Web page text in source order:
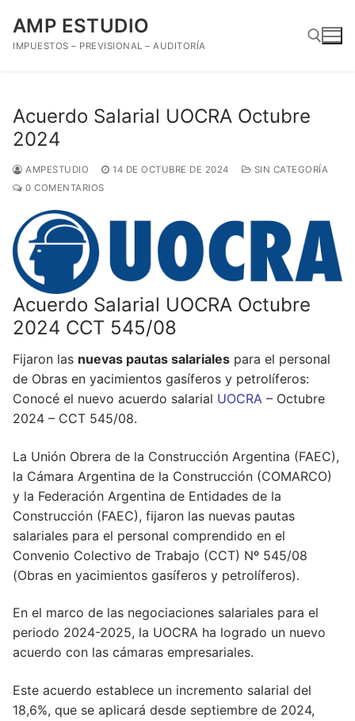
contenido
AMP ESTUDIO
IMPUESTOS – PREVISIONAL – AUDITORÍA
Acuerdo Salarial UOCRA Octubre
2024
AMPESTUDIO 14 DE OCTUBRE DE 2024
SIN CATEGORÍA
0 COMENTARIOS
Acuerdo Salarial UOCRA Octubre
2024 CCT 545/08
Fijaron las nuevas pautas salariales para el personal
de Obras en yacimientos gasíferos y petrolíferos:
Conocé el nuevo acuerdo salarial UOCRA – Octubre
2024 – CCT 545/08.
La Unión Obrera de la Construcción Argentina (FAEC),
la Cámara Argentina de la Construcción (COMARCO)
y la Federación Argentina de Entidades de la
Construcción (FAEC), fijaron las nuevas pautas
salariales para el personal comprendido en el
Convenio Colectivo de Trabajo (CCT) Nº 545/08
(Obras en yacimientos gasíferos y petrolíferos).
En el marco de las negociaciones salariales para el
periodo 2024-2025, la UOCRA ha logrado un nuevo
acuerdo con las cámaras empresariales.
Este acuerdo establece un incremento salarial del
18,6%, que se aplicará desde septiembre de 2024,